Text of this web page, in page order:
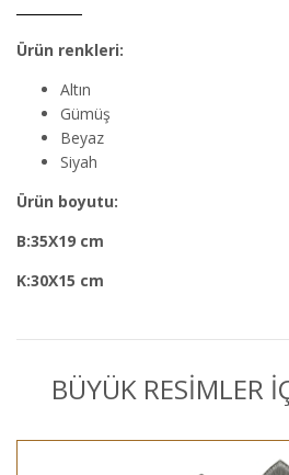
Ürün renkleri:
Altın
Gümüş
Beyaz
Siyah
Ürün boyutu:
B:35X19 cm
K:30X15 cm
BÜYÜK RESİMLER